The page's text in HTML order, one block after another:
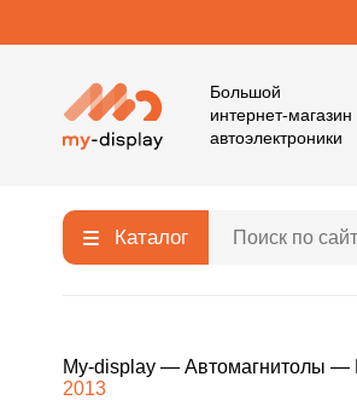
Большой
интернет-магазин
автоэлектроники
Каталог
My-display — Автомагнитолы —
2013